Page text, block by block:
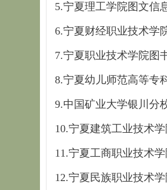
5.宁夏理工学院图文信
6.宁夏财经职业技术学
7.宁夏职业技术学院图
8.宁夏幼儿师范高等专
9.中国矿业大学银川分
10.宁夏建筑工业技术
11.宁夏工商职业技术
12.宁夏民族职业技术